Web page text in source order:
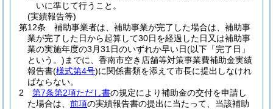
いに準じて行うこと。
(実績報告等)
第12条
補助事業者は、補助事業が完了した場合は、補助事
業が完了した日から起算して30日を経過した日又は補助事
業の実施年度の3月31日のいずれか早い日(以下「完了日」
という。) までに、香南市空き店舗等対策事業費補助金実績
報告書(様式第4号)に関係書類を添えて市長に提出しなけれ
ばならない。
2
第7条第2項ただし書の規定により補助金の交付を申請し
た場合は、 前項の実績報告書の提出に当たって、当該補助